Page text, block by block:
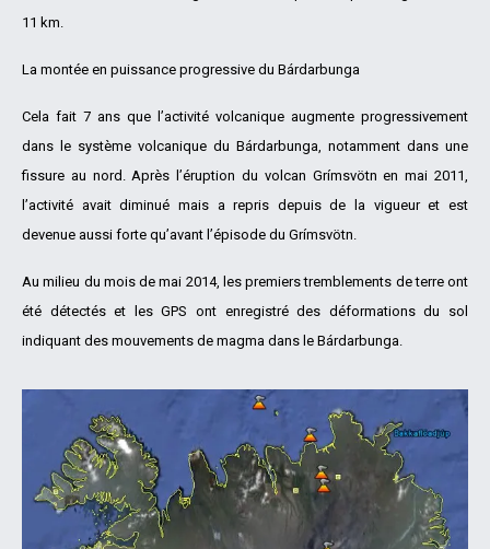
11 km.
La montée en puissance progressive du Bárdarbunga
Cela fait 7 ans que l’activité volcanique augmente progressivement
dans le système volcanique du Bárdarbunga, notamment dans une
fissure au nord. Après l’éruption du volcan Grímsvötn en mai 2011,
l’activité avait diminué mais a repris depuis de la vigueur et est
devenue aussi forte qu’avant l’épisode du Grímsvötn.
Au milieu du mois de mai 2014, les premiers tremblements de terre ont
été détectés et les GPS ont enregistré des déformations du sol
indiquant des mouvements de magma dans le Bárdarbunga.